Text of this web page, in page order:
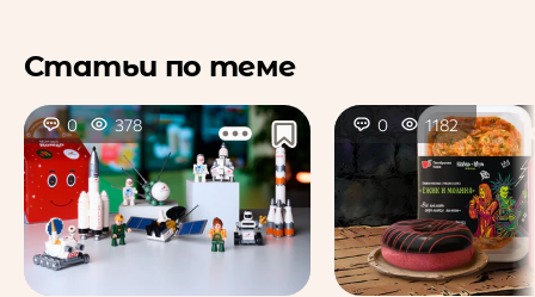
Статьи по теме
0 378 0 1182